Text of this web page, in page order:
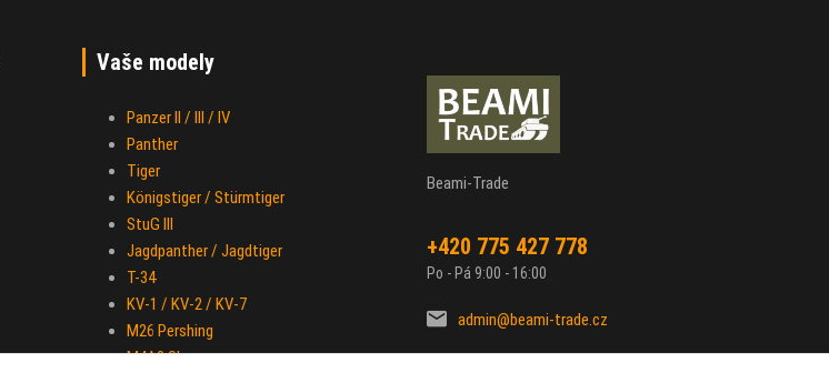
Vaše modely
Panzer II / III / IV
Panther
Tiger
Königstiger / Stürmtiger
StuG III
Jagdpanther / Jagdtiger
T-34
KV-1 / KV-2 / KV-7
M26 Pershing
M4A3 Sherman
Beami-Trade
+420 775 427 778
Po - Pá 9:00 - 16:00
admin@beami-trade.cz